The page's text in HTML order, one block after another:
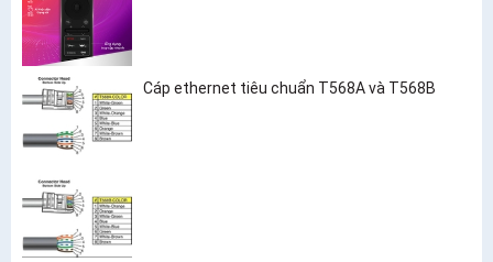
Cáp ethernet tiêu chuẩn T568A và T568B